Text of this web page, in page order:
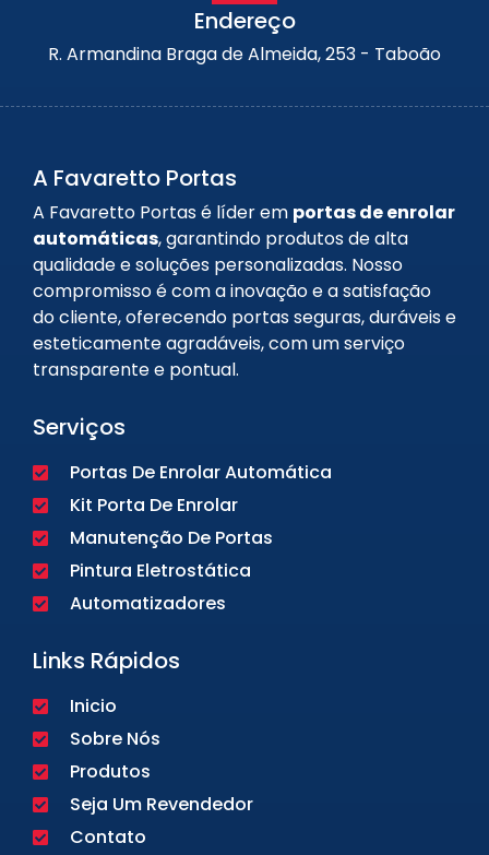
Endereço
R. Armandina Braga de Almeida, 253 - Taboão
A Favaretto Portas
A Favaretto Portas é líder em portas de enrolar
automáticas, garantindo produtos de alta
qualidade e soluções personalizadas. Nosso
compromisso é com a inovação e a satisfação
do cliente, oferecendo portas seguras, duráveis e
esteticamente agradáveis, com um serviço
transparente e pontual.
Serviços
Portas De Enrolar Automática
Kit Porta De Enrolar
Manutenção De Portas
Pintura Eletrostática
Automatizadores
Links Rápidos
Inicio
Sobre Nós
Produtos
Seja Um Revendedor
Contato